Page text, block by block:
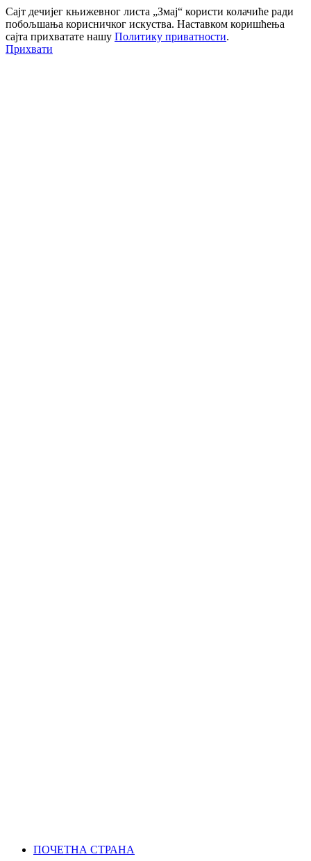
Сајт дечијег књижевног листа „Змај“ користи колачиће ради
побољшања корисничког искуства. Наставком коришћења
сајта прихватате нашу Политику приватности.
Прихвати
ПОЧЕТНА СТРАНА